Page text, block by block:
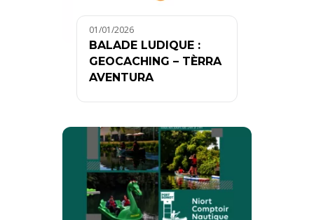
01/01/2026
BALADE LUDIQUE :
GEOCACHING – TÈRRA
AVENTURA